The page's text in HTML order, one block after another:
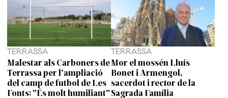
TERRASSA
Malestar als Carboners de
Terrassa per l'ampliació
del camp de futbol de Les
Fonts: "És molt humiliant"
TERRASSA
Mor el mossén Lluís
Bonet i Armengol,
sacerdot i rector de la
Sagrada Família